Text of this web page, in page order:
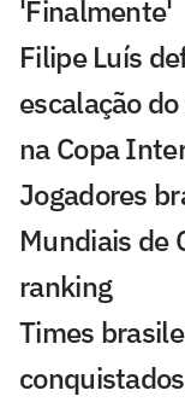
'Finalmente'
Filipe Luís
escalação
na Copa
Jogadores
Mundiais de
ranking
Times